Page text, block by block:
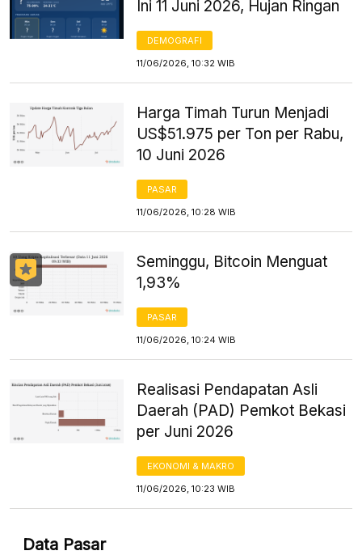
Ini 11 Juni 2026, Hujan Ringan
DEMOGRAFI
11/06/2026, 10:32 WIB
Harga Timah Turun Menjadi
US$51.975 per Ton per Rabu,
10 Juni 2026
PASAR
11/06/2026, 10:28 WIB
Seminggu, Bitcoin Menguat
1,93%
PASAR
11/06/2026, 10:24 WIB
Realisasi Pendapatan Asli
Daerah (PAD) Pemkot Bekasi
per Juni 2026
EKONOMI & MAKRO
11/06/2026, 10:23 WIB
Data Pasar